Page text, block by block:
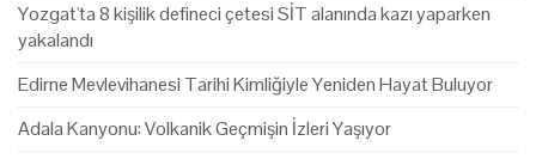
Yozgat'ta 8 kişilik defineci çetesi SİT alanında kazı yaparken
yakalandı
Edirne Mevlevihanesi Tarihi Kimliğiyle Yeniden Hayat Buluyor
Adala Kanyonu: Volkanik Geçmişin İzleri Yaşıyor